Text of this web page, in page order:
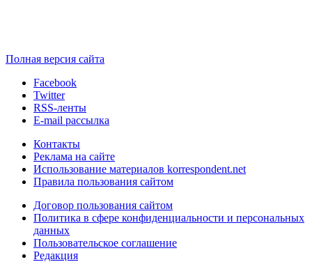
Полная версия сайта
Facebook
Twitter
RSS-ленты
E-mail рассылка
Контакты
Реклама на сайте
Использование материалов korrespondent.net
Правила пользования сайтом
Договор пользования сайтом
Политика в сфере конфиденциальности и персональных
данных
Пользовательское соглашение
Редакция